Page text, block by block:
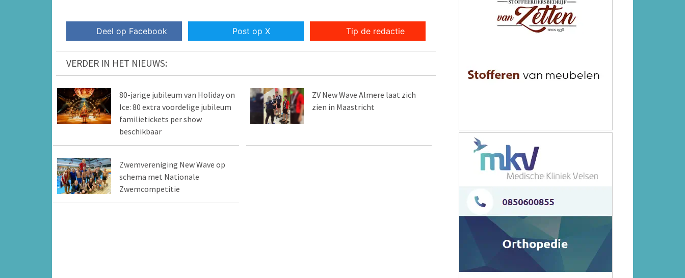
Deel op Facebook Post op X Tip de redactie
VERDER IN HET NIEUWS:
80-jarige jubileum van Holiday on
Ice: 80 extra voordelige jubileum
familietickets per show
beschikbaar
ZV New Wave Almere laat zich
zien in Maastricht
Zwemvereniging New Wave op
schema met Nationale
Zwemcompetitie